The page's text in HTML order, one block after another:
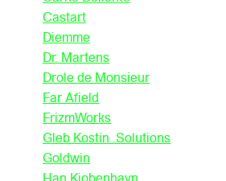
Castart
Diemme
Dr. Martens
Drole de Monsieur
Far Afield
FrizmWorks
Gleb Kostin .Solutions
Goldwin